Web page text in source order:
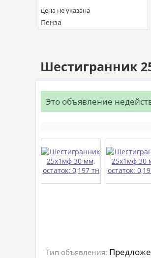
цена не указана
Пенза
Шестигранник
Это объявление
Тип объявления: